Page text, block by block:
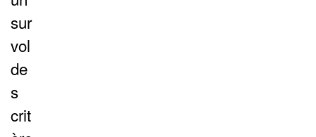
sur
vol
de
s
crit